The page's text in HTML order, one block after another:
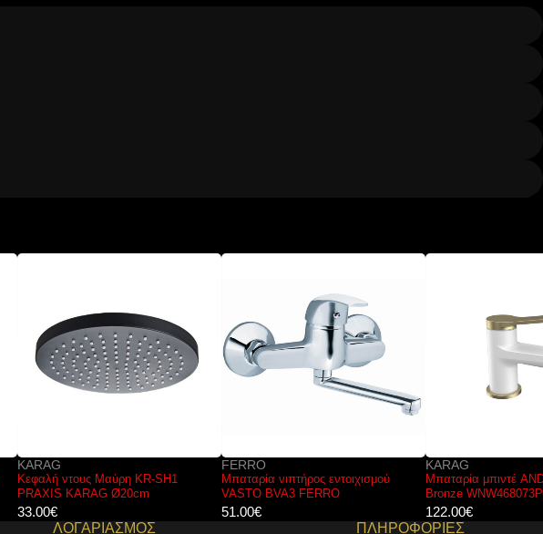
Μαύρη KR-SH1
Ø20cm
Μπαταρία νιπτήρος εντοιχισμού
VASTO BVA3 FERRO
Μπαταρία μπιντέ ANDARE Bianco
Bronze WNW468073PH-B KARAG
ΛΟΓΑΡΙΑΣΜΟΣ ΠΛΗΡΟΦΟΡΙΕΣ